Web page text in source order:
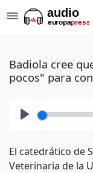
Badiola cree
pocos" para
El catedrático de
Veterinaria de la